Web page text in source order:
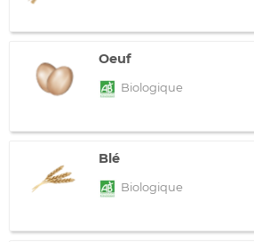
Oeuf
Biologique
Blé
Biologique